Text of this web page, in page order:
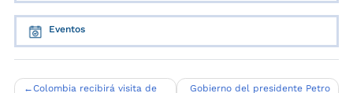
Eventos
Navegación
Colombia recibirá visita de
Gobierno del presidente Petro